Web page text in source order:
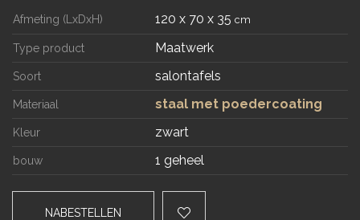
Afmeting (LxDxH) 120 x 70 x 35 cm
Type product Maatwerk
Soort salontafels
Materiaal staal met poedercoating
Kleur zwart
bouw 1 geheel
NABESTELLEN